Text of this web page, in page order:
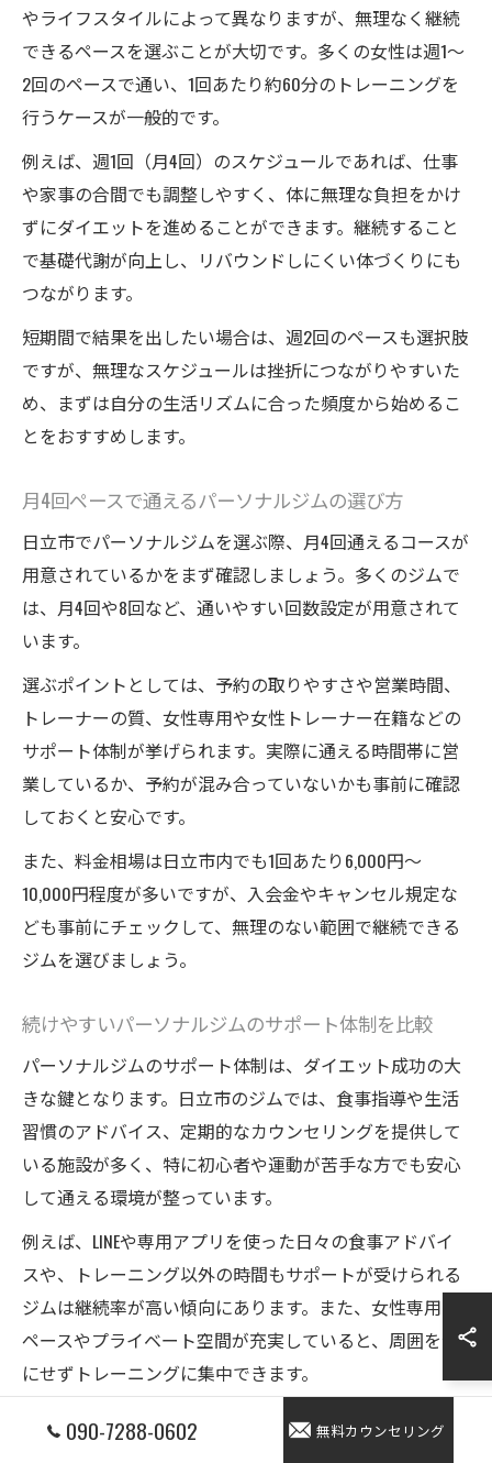
やライフスタイルによって異なりますが、無理なく継続
できるペースを選ぶことが大切です。多くの女性は週1～
2回のペースで通い、1回あたり約60分のトレーニングを
行うケースが一般的です。
例えば、週1回（月4回）のスケジュールであれば、仕事
や家事の合間でも調整しやすく、体に無理な負担をかけ
ずにダイエットを進めることができます。継続すること
で基礎代謝が向上し、リバウンドしにくい体づくりにも
つながります。
短期間で結果を出したい場合は、週2回のペースも選択肢
ですが、無理なスケジュールは挫折につながりやすいた
め、まずは自分の生活リズムに合った頻度から始めるこ
とをおすすめします。
月4回ペースで通えるパーソナルジムの選び方
日立市でパーソナルジムを選ぶ際、月4回通えるコースが
用意されているかをまず確認しましょう。多くのジムで
は、月4回や8回など、通いやすい回数設定が用意されて
います。
選ぶポイントとしては、予約の取りやすさや営業時間、
トレーナーの質、女性専用や女性トレーナー在籍などの
サポート体制が挙げられます。実際に通える時間帯に営
業しているか、予約が混み合っていないかも事前に確認
しておくと安心です。
また、料金相場は日立市内でも1回あたり6,000円～
10,000円程度が多いですが、入会金やキャンセル規定な
ども事前にチェックして、無理のない範囲で継続できる
ジムを選びましょう。
続けやすいパーソナルジムのサポート体制を比較
パーソナルジムのサポート体制は、ダイエット成功の大
きな鍵となります。日立市のジムでは、食事指導や生活
習慣のアドバイス、定期的なカウンセリングを提供して
いる施設が多く、特に初心者や運動が苦手な方でも安心
して通える環境が整っています。
例えば、LINEや専用アプリを使った日々の食事アドバイ
スや、トレーニング以外の時間もサポートが受けられる
ジムは継続率が高い傾向にあります。また、女性専用ス
ペースやプライベート空間が充実していると、周囲を気
にせずトレーニングに集中できます。
こうしたサポート体制を比較することで、自分にとって
090-7288-0602 無料カウンセリング